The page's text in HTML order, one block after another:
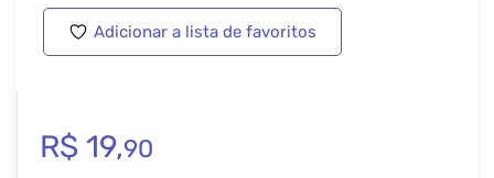
Adicionar a lista de favoritos
R$ 19,90